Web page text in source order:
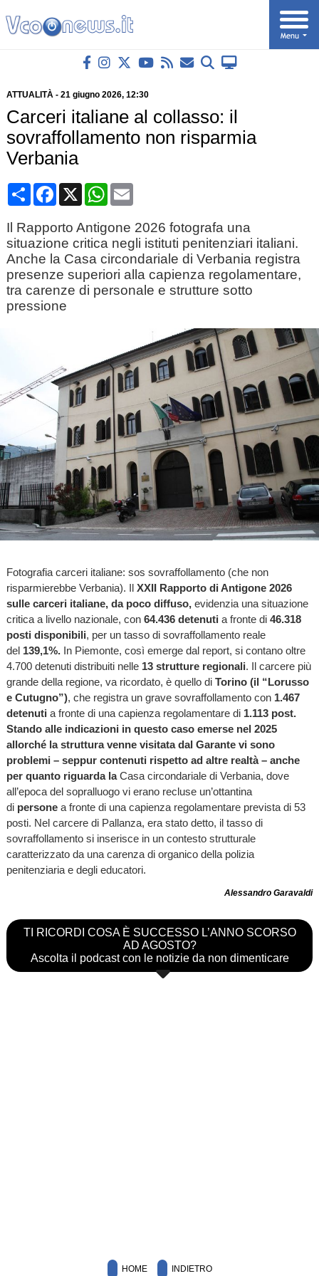
ATTUALITÀ- 21 giugno 2026, 12:30
Carceri italiane al collasso: il
sovraffollamento non risparmia
Verbania
CondividiFacebook
X WhatsApp
Email
Il Rapporto Antigone 2026 fotografa una
situazione critica negli istituti penitenziari italiani.
Anche la Casa circondariale di Verbania registra
presenze superiori alla capienza regolamentare,
tra carenze di personale e strutture sotto
pressione
Fotografia carceri italiane: sos sovraffollamento (che non
risparmierebbe Verbania). Il XXII Rapporto di Antigone 2026
sulle carceri italiane, da poco diffuso,evidenzia una situazione
critica a livello nazionale, con 64.436 detenuti a fronte di 46.318
posti disponibili, per un tasso di sovraffollamento reale
del 139,1%. In Piemonte, così emerge dal report, si contano oltre
4.700 detenuti distribuiti nelle 13 strutture regionali. Il carcere più
grande della regione, va ricordato, è quello di Torino (il “Lorusso
e Cutugno”), che registra un grave sovraffollamento con 1.467
detenuti a fronte di una capienza regolamentare di 1.113 post.
Stando alle indicazioni in questo caso emerse nel 2025
allorché la struttura venne visitata dal Garante vi sono
problemi – seppur contenuti rispetto ad altre realtà – anche
per quanto riguarda laCasa circondariale di Verbania, dove
all’epoca del sopralluogo vi erano recluse un’ottantina
dipersonea fronte di una capienza regolamentare prevista di 53
posti. Nel carcere di Pallanza, era stato detto, il tasso di
sovraffollamento si inserisce in un contesto strutturale
caratterizzato da una carenza di organico della polizia
penitenziaria e degli educatori.
Alessandro Garavaldi
TI RICORDI COSA È SUCCESSO L’ANNO SCORSO
AD AGOSTO?
Ascolta il podcast con le notizie da non dimenticare
HOME INDIETRO